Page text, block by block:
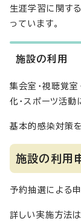
生涯学習に関す
っています。
施設の利用
集会室・視聴覚室
化・スポーツ活動
基本的感染対策
施設の利用
予約抽選による
詳しい実施方法は